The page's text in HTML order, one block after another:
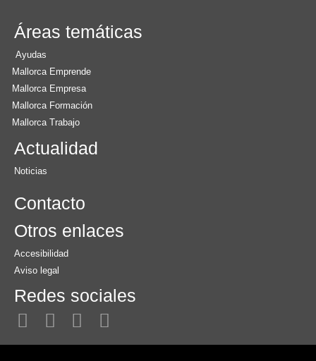
Áreas temáticas
Ayudas
Mallorca Emprende
Mallorca Empresa
Mallorca Formación
Mallorca Trabajo
Actualidad
Noticias
Contacto
Otros enlaces
Accesibilidad
Aviso legal
Redes sociales